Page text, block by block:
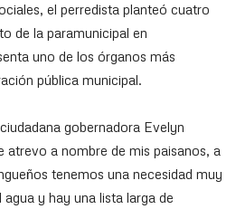
el perredista planteó cuatro
de la paramunicipal en
uno de los órganos más
pública municipal.
gobernadora Evelyn
atrevo a nombre de mis paisanos, a
tenemos una necesidad muy
y hay una lista larga de